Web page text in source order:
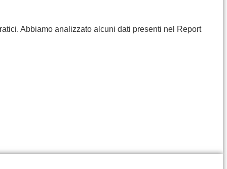
Abbiamo analizzato alcuni dati presenti nel Report